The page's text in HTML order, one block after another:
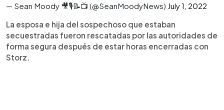
— Sean Moody 🎥🎙📝📺 (@SeanMoodyNews) July 1, 2022
La esposa e hija del sospechoso que estaban
secuestradas fueron rescatadas por las autoridades de
forma segura después de estar horas encerradas con
Storz.